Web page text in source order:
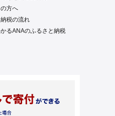
方へ
税の流れ
るANAのふるさと納税